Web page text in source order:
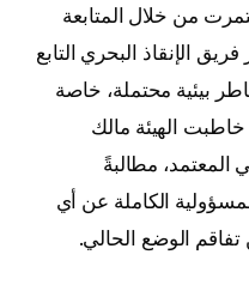
من خلال المتابعة
الإنقاذ البحري التابع
بيئية محتملة، خاصة
خاطبت الهيئة مالك
المعتمد، مطالبةً
الكاملة عن أي
تفاقم الوضع الحالي.